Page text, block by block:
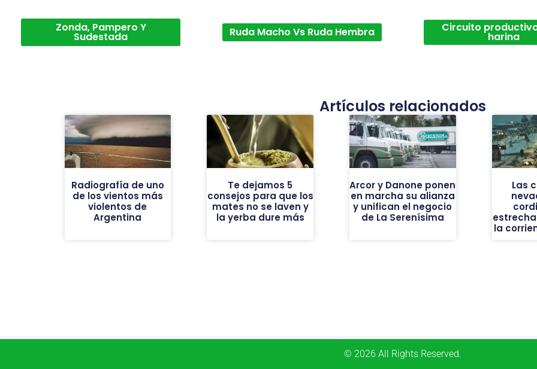
Zonda, Pampero Y
Sudestada Ruda Macho Vs Ruda Hembra Circuito
harina
Artículos relacionados
Radiografía de uno
de los vientos más
violentos de
Argentina
Te dejamos 5
consejos para que los
mates no se laven y
la yerba dure más
Arcor y Danone ponen
en marcha su alianza
y unifican el negocio
de La Serenísima
Las
la
© 2026 All Rights Reserved.